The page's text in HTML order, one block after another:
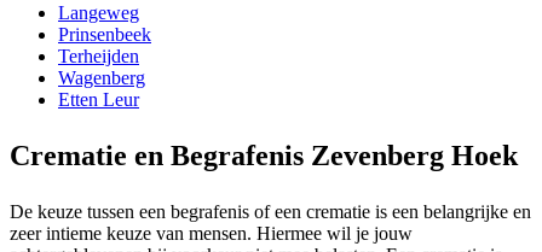
Langeweg
Prinsenbeek
Terheijden
Wagenberg
Etten Leur
Crematie en Begrafenis Zevenberg Hoek
De keuze tussen een begrafenis of een crematie is een belangrijke en
zeer intieme keuze van mensen. Hiermee wil je jouw